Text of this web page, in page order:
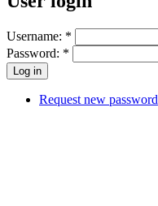
Username: *
Password: *
Request new password